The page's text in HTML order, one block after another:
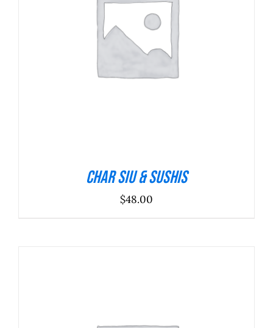
ADICIONAR DETALHES
Char Siu & Sushis
$48.00